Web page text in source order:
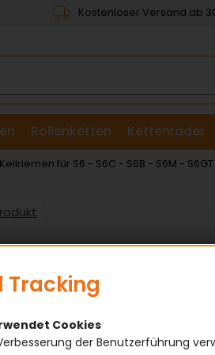
Kostenloser Versand ab
Rollenketten
Kettenräder
& Scheiben
Keilriemen für S6 - S6C - S6B - S6M -
Tracking
Cookies
der Benutzerführung